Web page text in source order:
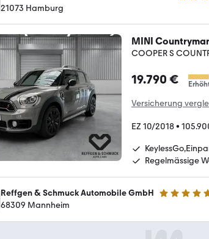
21073 Hamburg
MINI
COOPER S
19.790 €
Versicherung
EZ 10/2018•
Regelmässige
Reffgen & Schmuck Automobile GmbH 4.8 Sterne
68309 Mannheim